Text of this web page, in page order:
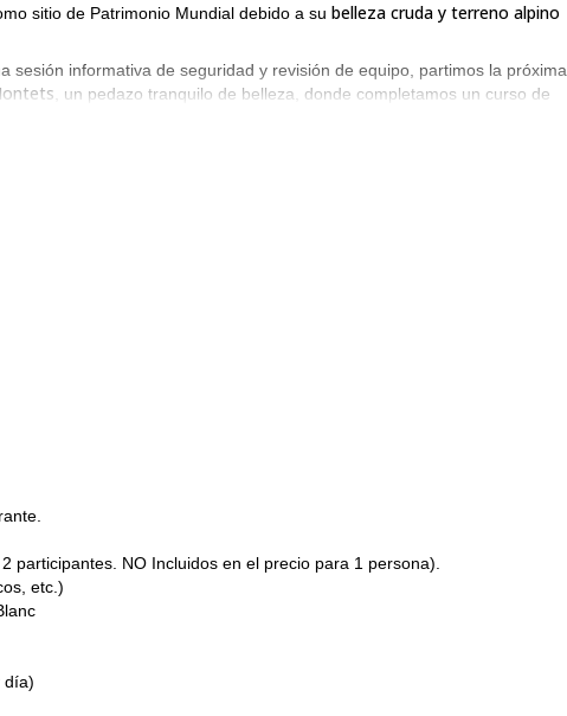
sitio de Patrimonio Mundial debido a su belleza cruda y terreno alpino
informativa de seguridad y revisión de equipo, partimos la próxima
, un pedazo tranquilo de belleza, donde completamos un curso de
grandiosa del Mont Blanc, y una vez que estés en la cima
de vuelta al punto de partida, donde el viaje concluye,
una aventura tan histórica y tradicional.
completar – ¡reserva ahora para tacharlo de tu lista!
Paradiso,
Blanc,
NO Incluidos en el precio para 1 persona).
etc.)
día)